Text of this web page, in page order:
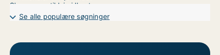
Showrooms til leje i Ikast
Erhvervsgrunde til leje i Ikast
Garager til leje i Ikast
Erhvervslokaler til leje i Århus
Se alle populære søgninger